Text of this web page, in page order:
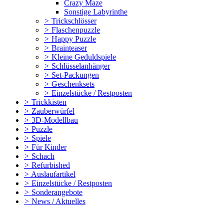
Crazy Maze
Sonstige Labyrinthe
> Trickschlösser
> Flaschenpuzzle
> Happy Puzzle
> Brainteaser
> Kleine Geduldspiele
> Schlüsselanhänger
> Set-Packungen
> Geschenksets
> Einzelstücke / Restposten
> Trickkisten
> Zauberwürfel
> 3D-Modellbau
> Puzzle
> Spiele
> Für Kinder
> Schach
> Refurbished
> Auslaufartikel
> Einzelstücke / Restposten
> Sonderangebote
> News / Aktuelles